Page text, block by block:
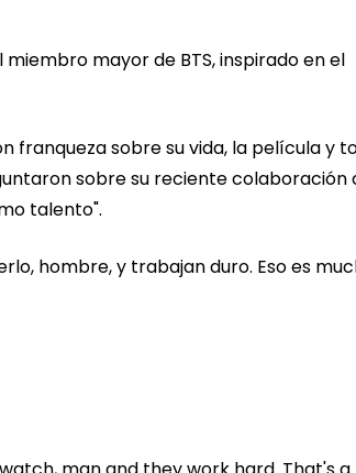
mayor de BTS, inspirado en el
franqueza sobre su vida, la película y
sobre su reciente colaboración
talento".
hombre, y trabajan duro. Eso es